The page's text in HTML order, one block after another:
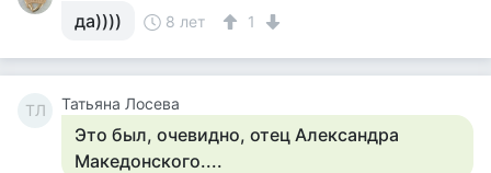
да)))) 8 лет 1
ТЛ Татьяна Лосева
Это был, очевидно, отец Александра
Македонского....